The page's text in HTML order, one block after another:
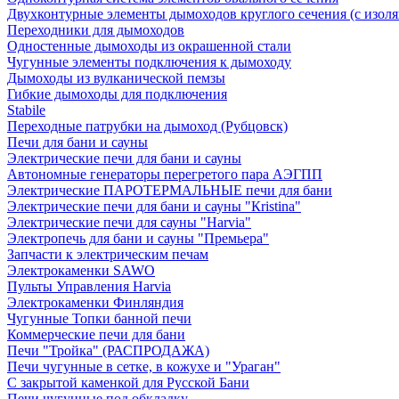
Двухконтурные элементы дымоходов круглого сечения (с
Переходники для дымоходов
Одностенные дымоходы из окрашенной стали
Чугунные элементы подключения к дымоходу
Дымоходы из вулканической пемзы
Гибкие дымоходы для подключения
Stabile
Переходные патрубки на дымоход (Рубцовск)
Печи для бани и сауны
Электрические печи для бани и сауны
Автономные генераторы перегретого пара АЭГПП
Электрические ПАРОТЕРМАЛЬНЫЕ печи для бани
Электрические печи для бани и сауны "Кristina"
Электрические печи для сауны "Harvia"
Электропечь для бани и сауны "Премьера"
Запчасти к электрическим печам
Электрокаменки SAWO
Пульты Управления Harvia
Электрокаменки Финляндия
Чугунные Топки банной печи
Коммерческие печи для бани
Печи "Тройка" (РАСПРОДАЖА)
Печи чугунные в сетке, в кожухе и "Ураган"
С закрытой каменкой для Русской Бани